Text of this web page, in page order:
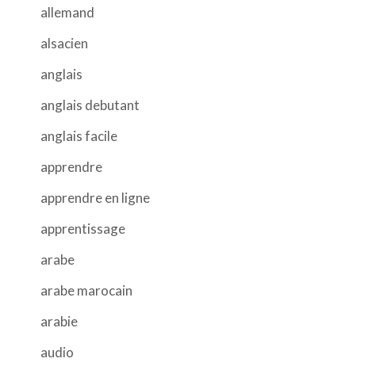
allemand
alsacien
anglais
anglais debutant
anglais facile
apprendre
apprendre en ligne
apprentissage
arabe
arabe marocain
arabie
audio